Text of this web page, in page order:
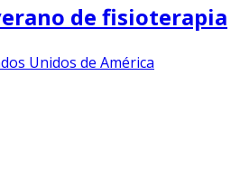
de fisioterapia
Unidos de América